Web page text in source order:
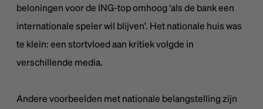
beloningen voor de ING-top omhoog ‘als de bank een
internationale speler wil blijven’. Het nationale huis was
te klein: een stortvloed aan kritiek volgde in
verschillende media.
Andere voorbeelden met nationale belangstelling zijn